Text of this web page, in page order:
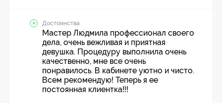
Достоинства
Мастер Людмила профессионал своего
дела, очень вежливая и приятная
девушка. Процедуру выполнила очень
качественно, мне все очень
понравилось. В кабинете уютно и чисто.
Всем рекомендую! Теперь я ее
постоянная клиентка!!!